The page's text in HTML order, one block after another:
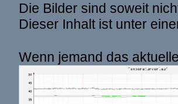
Die Bilder sind soweit
Dieser Inhalt ist unter
Wenn jemand das